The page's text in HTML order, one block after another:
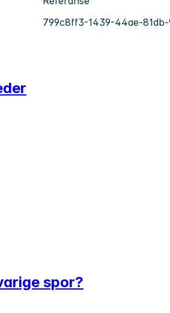
799c8ff3-1439-44ae-
spor?